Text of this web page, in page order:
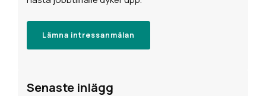
Lämna intressanmälan
Senaste inlägg